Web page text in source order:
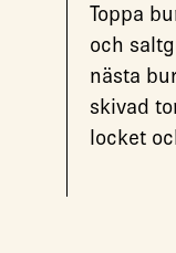
Toppa
och
nästa
skivad
locket